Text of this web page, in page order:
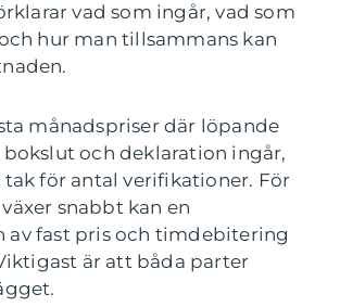
vad som ingår, vad som
hur man tillsammans kan
månadspriser där löpande
och deklaration ingår,
för antal verifikationer. För
snabbt kan en
av fast pris och timdebitering
är att båda parter